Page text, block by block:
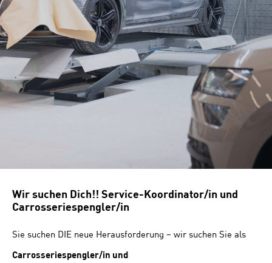
Wir suchen Dich!! Service-Koordinator/in und
Carrosseriespengler/in
Sie suchen DIE neue Herausforderung – wir suchen Sie als
Carrosseriespengler/in und